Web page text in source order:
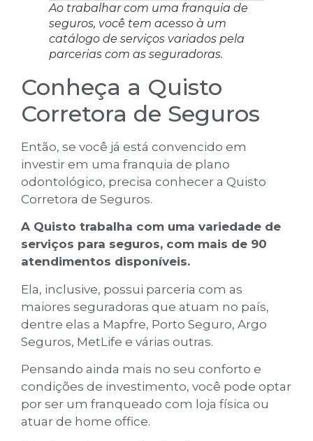
Ao trabalhar com uma franquia de
seguros, você tem acesso à um
catálogo de serviços variados pela
parcerias com as seguradoras.
Conheça a Quisto
Corretora de Seguros
Então, se você já está convencido em
investir em uma franquia de plano
odontológico, precisa conhecer a Quisto
Corretora de Seguros.
A Quisto trabalha com uma variedade de
serviços para seguros, com mais de 90
atendimentos disponíveis.
Ela, inclusive, possui parceria com as
maiores seguradoras que atuam no país,
dentre elas a Mapfre, Porto Seguro, Argo
Seguros, MetLife e várias outras.
Pensando ainda mais no seu conforto e
condições de investimento, você pode optar
por ser um franqueado com loja física ou
atuar de home office.